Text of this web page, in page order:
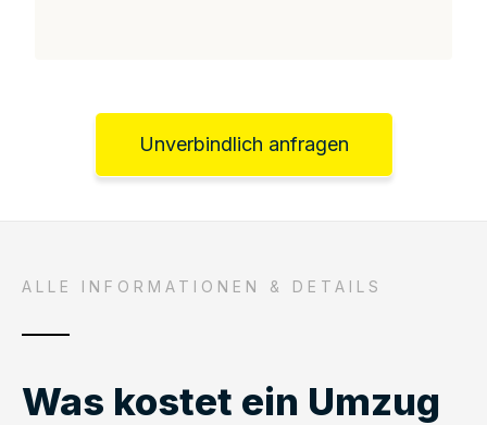
Unverbindlich anfragen
ALLE INFORMATIONEN & DETAILS
Was kostet ein Umzug